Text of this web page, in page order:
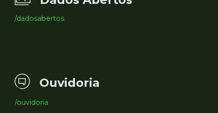
/dadosabertos
Ouvidoria
/ouvidoria